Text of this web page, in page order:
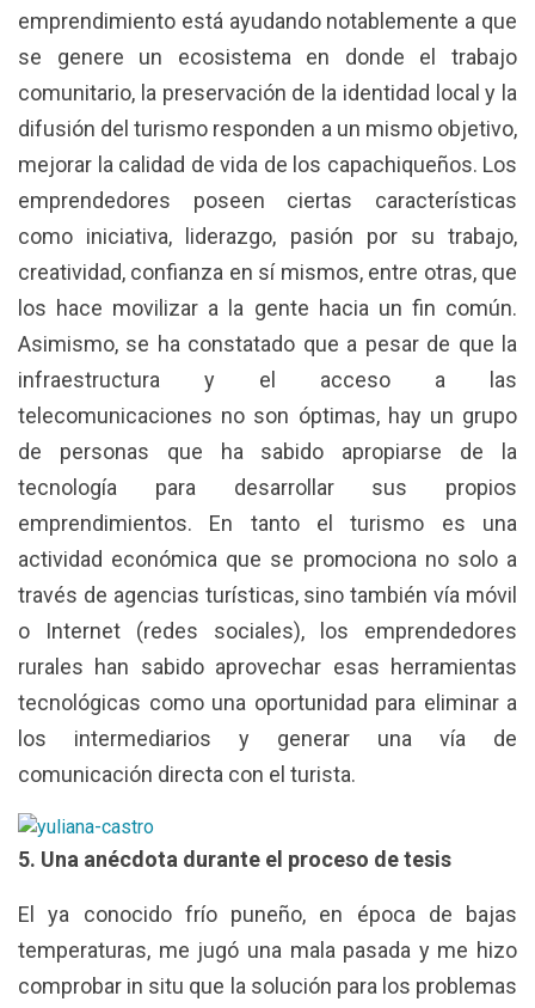
emprendimiento está ayudando notablemente a que
se genere un ecosistema en donde el trabajo
comunitario, la preservación de la identidad local y la
difusión del turismo responden a un mismo objetivo,
mejorar la calidad de vida de los capachiqueños. Los
emprendedores poseen ciertas características
como iniciativa, liderazgo, pasión por su trabajo,
creatividad, confianza en sí mismos, entre otras, que
los hace movilizar a la gente hacia un fin común.
Asimismo, se ha constatado que a pesar de que la
infraestructura y el acceso a las
telecomunicaciones no son óptimas, hay un grupo
de personas que ha sabido apropiarse de la
tecnología para desarrollar sus propios
emprendimientos. En tanto el turismo es una
actividad económica que se promociona no solo a
través de agencias turísticas, sino también vía móvil
o Internet (redes sociales), los emprendedores
rurales han sabido aprovechar esas herramientas
tecnológicas como una oportunidad para eliminar a
los intermediarios y generar una vía de
comunicación directa con el turista.
5. Una anécdota durante el proceso de tesis
El ya conocido frío puneño, en época de bajas
temperaturas, me jugó una mala pasada y me hizo
comprobar in situ que la solución para los problemas